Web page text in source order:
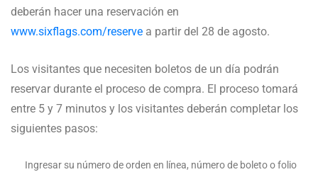
deberán hacer una reservación en
www.sixflags.com/reserve a partir del 28 de agosto.
Los visitantes que necesiten boletos de un día podrán
reservar durante el proceso de compra. El proceso tomará
entre 5 y 7 minutos y los visitantes deberán completar los
siguientes pasos:
Ingresar su número de orden en línea, número de boleto o folio